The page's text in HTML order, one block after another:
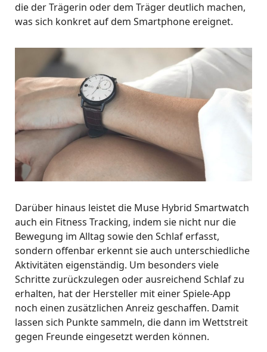
die der Trägerin oder dem Träger deutlich machen,
was sich konkret auf dem Smartphone ereignet.
Darüber hinaus leistet die Muse Hybrid Smartwatch
auch ein Fitness Tracking, indem sie nicht nur die
Bewegung im Alltag sowie den Schlaf erfasst,
sondern offenbar erkennt sie auch unterschiedliche
Aktivitäten eigenständig. Um besonders viele
Schritte zurückzulegen oder ausreichend Schlaf zu
erhalten, hat der Hersteller mit einer Spiele-App
noch einen zusätzlichen Anreiz geschaffen. Damit
lassen sich Punkte sammeln, die dann im Wettstreit
gegen Freunde eingesetzt werden können.